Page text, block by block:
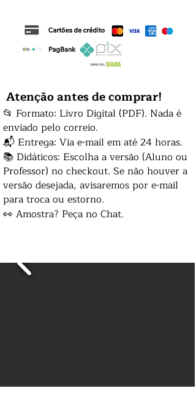
Atenção antes de comprar!
📂 Formato: Livro Digital (PDF). Nada é
enviado pelo correio.
📬 Entrega: Via e-mail em até 24 horas.
📚 Didáticos: Escolha a versão (Aluno ou
Professor) no checkout. Se não houver a
versão desejada, avisaremos por e-mail
para troca ou estorno.
👀 Amostra? Peça no Chat.